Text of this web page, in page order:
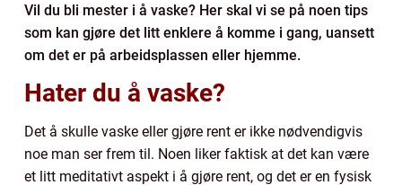
Vil du bli mester i å vaske? Her skal vi se på noen tips
som kan gjøre det litt enklere å komme i gang, uansett
om det er på arbeidsplassen eller hjemme.
Hater du å vaske?
Det å skulle vaske eller gjøre rent er ikke nødvendigvis
noe man ser frem til. Noen liker faktisk at det kan være
et litt meditativt aspekt i å gjøre rent, og det er en fysisk